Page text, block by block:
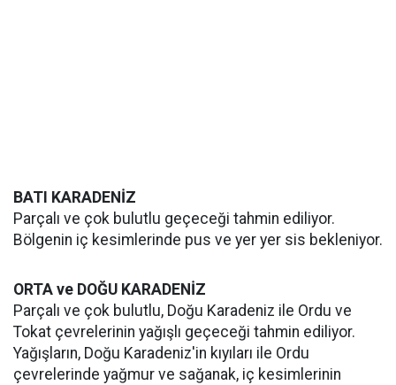
BATI KARADENİZ
Parçalı ve çok bulutlu geçeceği tahmin ediliyor.
Bölgenin iç kesimlerinde pus ve yer yer sis bekleniyor.
ORTA ve DOĞU KARADENİZ
Parçalı ve çok bulutlu, Doğu Karadeniz ile Ordu ve
Tokat çevrelerinin yağışlı geçeceği tahmin ediliyor.
Yağışların, Doğu Karadeniz'in kıyıları ile Ordu
çevrelerinde yağmur ve sağanak, iç kesimlerinin